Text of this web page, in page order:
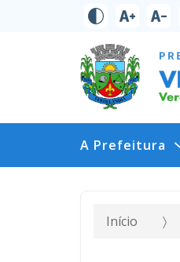
A Prefeitura
Início